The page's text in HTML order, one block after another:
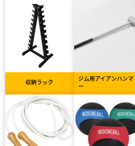
収納ラック
ジム用アイアンハンマ
ー